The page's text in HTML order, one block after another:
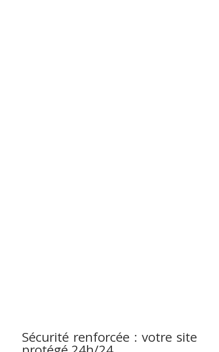
Sécurité renforcée : votre site